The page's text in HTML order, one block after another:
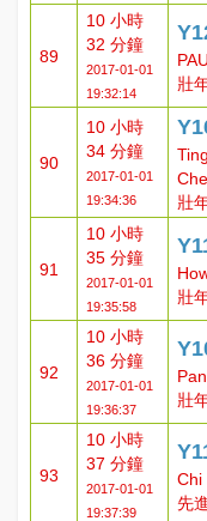
89
10 小時
32 分鐘
2017-01-01
19:32:14
壯
90
10 小時
34 分鐘
2017-01-01
19:34:36
壯
91
10 小時
35 分鐘
2017-01-01
19:35:58
壯
92
10 小時
36 分鐘
2017-01-01
19:36:37
壯
93
10 小時
37 分鐘
2017-01-01
19:37:39
Chi
先